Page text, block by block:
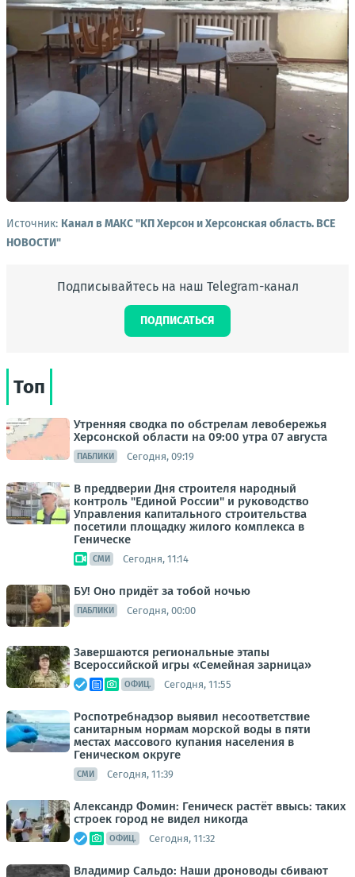
Источник: Канал в МАКС "КП Херсон и Херсонская область. ВСЕ
НОВОСТИ"
Подписывайтесь на наш Telegram-канал
ПОДПИСАТЬСЯ
Топ
Утренняя сводка по обстрелам левобережья
Херсонской области на 09:00 утра 07 августа
ПАБЛИКИ Сегодня, 09:19
В преддверии Дня строителя народный
контроль "Единой России" и руководство
Управления капитального строительства
посетили площадку жилого комплекса в
Геническе
СМИ Сегодня, 11:14
БУ! Оно придёт за тобой ночью
ПАБЛИКИ Сегодня, 00:00
Завершаются региональные этапы
Всероссийской игры «Семейная зарница»
ОФИЦ. Сегодня, 11:55
Роспотребнадзор выявил несоответствие
санитарным нормам морской воды в пяти
местах массового купания населения в
Геническом округе
СМИ Сегодня, 11:39
Александр Фомин: Геническ растёт ввысь: таких
строек город не видел никогда
ОФИЦ. Сегодня, 11:32
Владимир Сальдо: Наши дроноводы сбивают